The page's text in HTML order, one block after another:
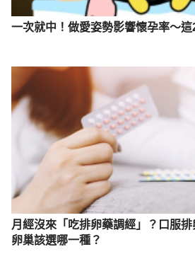
Accessed July 26, 2021
https://www.mol.gov.tw/topic/
Accessed July 26, 2021
6.彰化縣政府生育補助
https://social.chcg.gov.tw/
asp?data_id=11371 Accessed
7. 桃園市生育津貼（桃園市政府
https://sab.tycg.gov.tw/home.jsp?
一次就中！做愛姿勢影響懷孕率～
月經沒來「吃排卵藥調經」？口服
卵巢該選哪一種？